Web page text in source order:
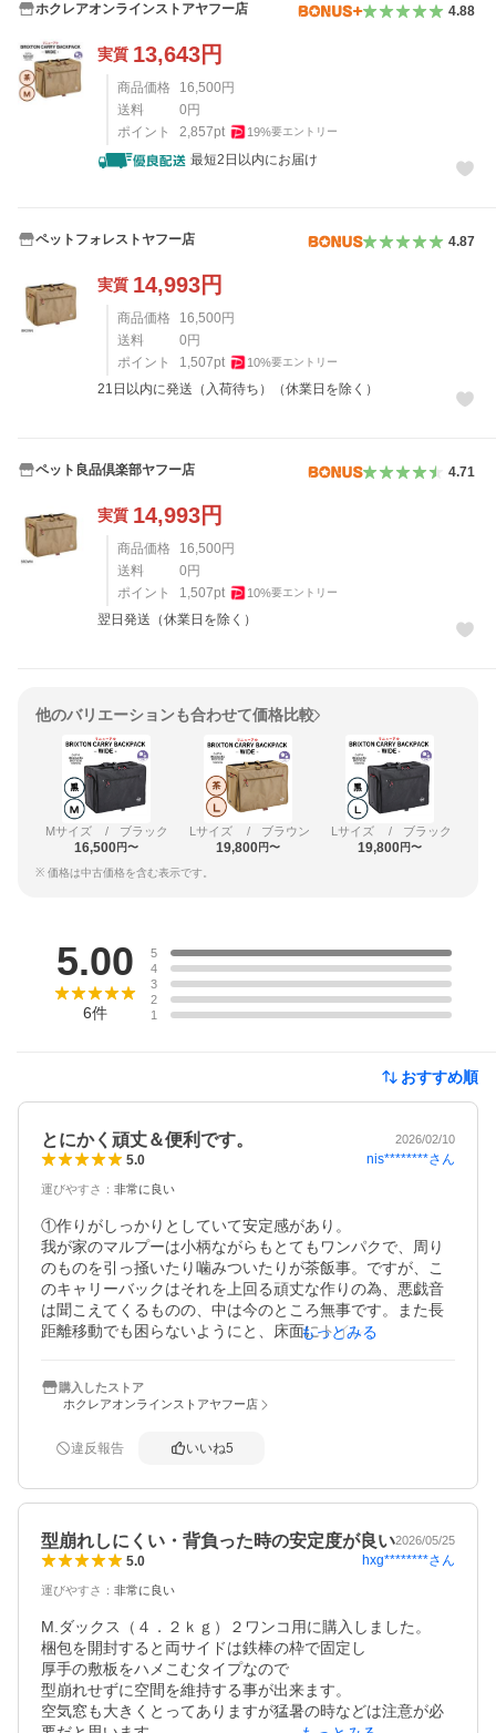
ホクレアオンラインストアヤフー店 4.88
実質 13,643円
商品価格 16,500 円
送料
0 円
ポイント
2,857pt 19%要エントリー
最短2日以内にお届け
ペットフォレストヤフー店 4.87
実質 14,993円
商品価格 16,500 円
送料
0 円
ポイント
1,507pt 10%要エントリー
21日以内に発送（入荷待ち）（休業日を除く）
ペット良品倶楽部ヤフー店 4.71
実質 14,993円
商品価格 16,500 円
送料
0 円
ポイント
1,507pt 10%要エントリー
翌日発送（休業日を除く）
他のバリエーションも合わせて価格比較
Mサイズ / ブラック
16,500円〜
Lサイズ / ブラウン
19,800円〜
Lサイズ / ブラック
19,800円〜
※ 価格は中古価格を含む表示です。
5.00
6件
5
4
3
2
1
おすすめ順
とにかく頑丈＆便利です。 2026/02/10
5.0 nis********さん
運びやすさ ： 非常に良い
①作りがしっかりとしていて安定感があり。
我が家のマルプーは小柄ながらもとてもワンパクで、周り
のものを引っ掻いたり噛みついたりが茶飯事。ですが、こ
のキャリーバックはそれを上回る頑丈な作りの為、悪戯音
は聞こえてくるものの、中は今のところ無事です。また長
距離移動でも困らないようにと、床面にトイレシート破れ
トが吸収してくれるので安心です。
横面だけでなく上部も開くので、病院に連れて行った時な
ます。（←これは本当に便利です。我が家にもうひとつプ
開かないので、中で拒否られると無理矢理引きずり出すし
かなく....足腰のどこか痛めてしまわないかいつもヒヤヒヤ
していました。）
③リュック形式に運べて両手がフリーに。
これもとても便利です。私は背中ではなく、胸側につける
ようにしています。
常に中の状態が分かりますし、犬に対しての声がけもして
あげられるので安心です。
もっとみる
購入したストア
ホクレアオンラインストアヤフー店
違反報告 いいね5
型崩れしにくい・背負った時の安定度が良い2026/05/25
5.0 hxg********さん
運びやすさ ： 非常に良い
M.ダックス（４．２ｋｇ）２ワンコ用に購入しました。
梱包を開封すると両サイドは鉄棒の枠で固定し
厚手の敷板をハメこむタイプなので
型崩れせずに空間を維持する事が出来ます。
空気窓も大きくとってありますが猛暑の時などは注意が必